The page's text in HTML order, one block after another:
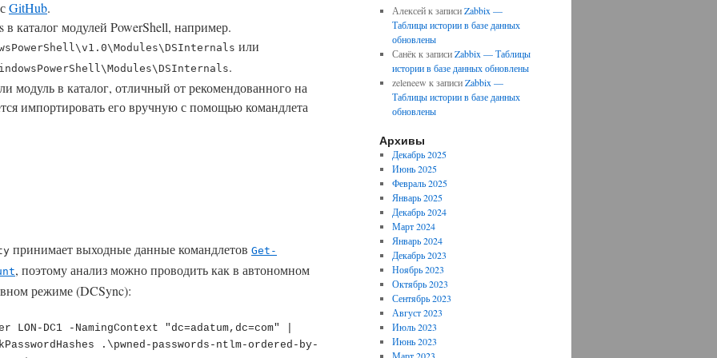
GitHub.
в каталог модулей PowerShell, например.
или
.
модуль в каталог, отличный от рекомендованного на
импортировать его вручную с помощью командлета
принимает выходные данные командлетов Get-
, поэтому анализ можно проводить как в автономном
режиме (DCSync):
DC1 -NamingContext "dc=adatum,dc=com" |
Алексейк записиZabbix —
Таблицы истории в базе данных
обновлены
Санёкк записиZabbix — Таблицы
истории в базе данных обновлены
zeleneew к записиZabbix —
Таблицы истории в базе данных
обновлены
Архивы
Декабрь 2025
Июнь 2025
Февраль 2025
Январь 2025
Декабрь 2024
Март 2024
Январь 2024
Декабрь 2023
Ноябрь 2023
Октябрь 2023
Сентябрь 2023
Август 2023
Июль 2023
Июнь 2023